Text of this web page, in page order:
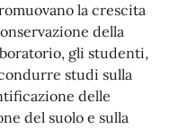
la crescita
della
gli studenti,
studi sulla
delle
del suolo e sulla